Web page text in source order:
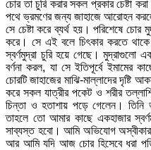
চোর তা চুরি করার সকল প্রকার চেষ্টা
পথে ভ্রমণের জন্য জাহাজে আরোহন
সে চেষ্টা করে ব্যর্থ হয়। পরিশেষে
করে। সে এই বলে চিৎকার করতে
স্বর্ণমুদ্রা চুরি হয়ে গেছে। মুদ্রাগুলো
বর্ণনা করল, যা সে ইতিপূর্বে ইমামের
চোরটি জাহাজের মাঝি-মাল্লাদের
করে সকল যাত্রীর পকেট ও শরীর
চিন্তা ও হতাশায় পড়ে গেলেন।
তাহলে তো আমার কাছে একহাজার
সাব্যস্ত হবো। আমি অভিযোগ
আর আমি যদি আজ চোর হিসেবে ধরা